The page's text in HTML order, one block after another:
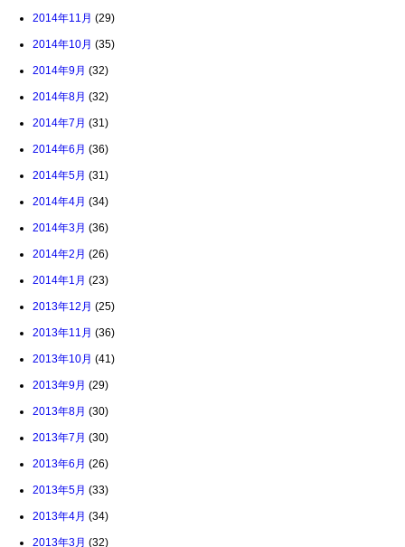
2014年11月 (29)
2014年10月 (35)
2014年9月 (32)
2014年8月 (32)
2014年7月 (31)
2014年6月 (36)
2014年5月 (31)
2014年4月 (34)
2014年3月 (36)
2014年2月 (26)
2014年1月 (23)
2013年12月 (25)
2013年11月 (36)
2013年10月 (41)
2013年9月 (29)
2013年8月 (30)
2013年7月 (30)
2013年6月 (26)
2013年5月 (33)
2013年4月 (34)
2013年3月 (32)